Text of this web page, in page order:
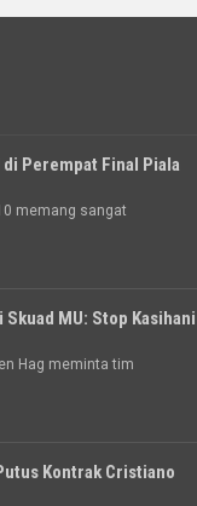
Perempat Final Piala
memang sangat
MU: Stop Kasihani
Hag meminta tim
Kontrak Cristiano